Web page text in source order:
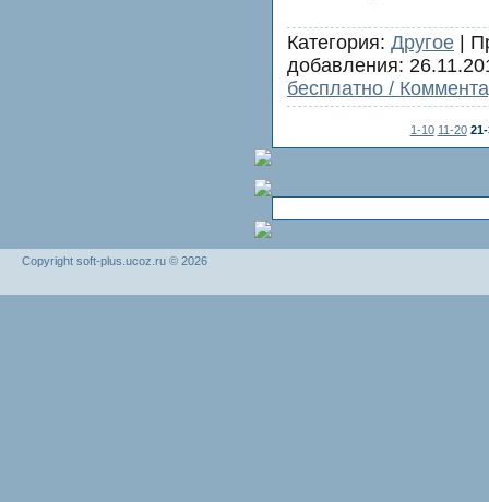
Категория: Другое |
добавления:
бесплатно /
1-10 11-20
Copyright soft-plus.ucoz.ru © 2026